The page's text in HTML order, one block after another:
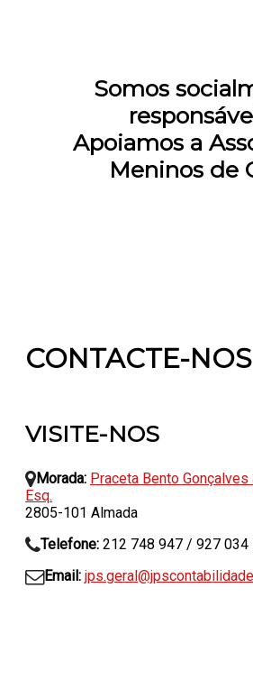
Somos
Apoiamos a
Meninos de
CONTACTE-NOS
VISITE-NOS
Morada: Praceta Bento
Esq.
2805-101 Almada
Telefone: 212 748 947 / 927 034
Email: